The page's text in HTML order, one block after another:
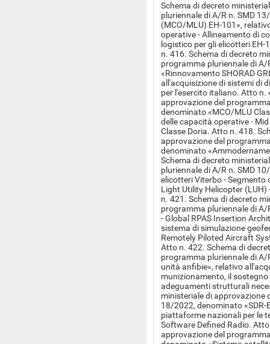
Schema di decreto
pluriennale di A/R n. SMD
(MCO/MLU) EH-101»,
operative - Allineamento di
logistico per gli elicotteri
n. 416. Schema di decreto
programma pluriennale di
«Rinnovamento SHORAD
all'acquisizione di sistemi di
per l'esercito italiano. Atto n.
approvazione del
denominato «MCO/MLU
delle capacità operative -
Classe Doria. Atto n. 418.
approvazione del
denominato
Schema di decreto
pluriennale di A/R n. SMD
elicotteri Viterbo -
Light Utility Helicopter
n. 421. Schema di decreto
programma pluriennale di A/
- Global RPAS Insertion
sistema di simulazione
Remotely Piloted Aircraft
Atto n. 422. Schema di
programma pluriennale di
unità anfibie», relativo
munizionamento, il
adeguamenti strutturali
ministeriale di approvazione
18/2022, denominato «SDR-
piattaforme nazionali per le
Software Defined Radio.
approvazione del